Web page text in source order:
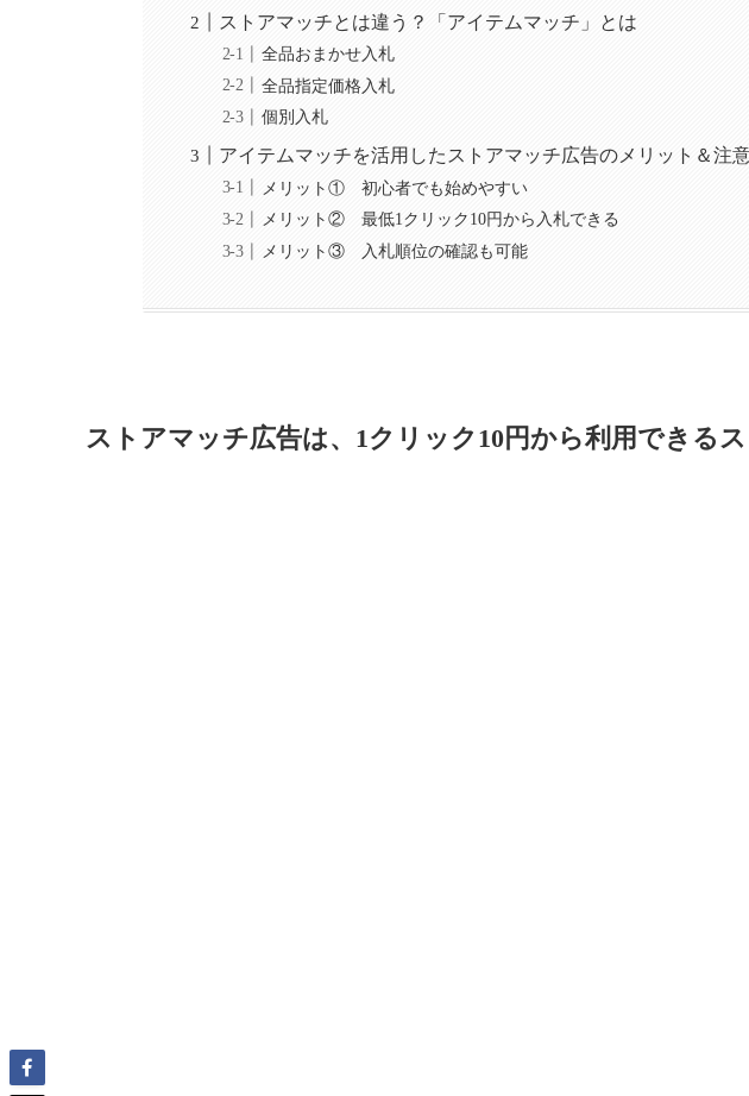
ストアマッチとは違う？「アイテムマッチ」とは
全品おまかせ入札
全品指定価格入札
個別入札
アイテムマッチを活用したストアマッチ広告のメリット＆注
メリット① 初心者でも始めやすい
メリット② 最低1クリック10円から入札できる
メリット③ 入札順位の確認も可能
ストアマッチ広告は、1クリック10円から利用できる